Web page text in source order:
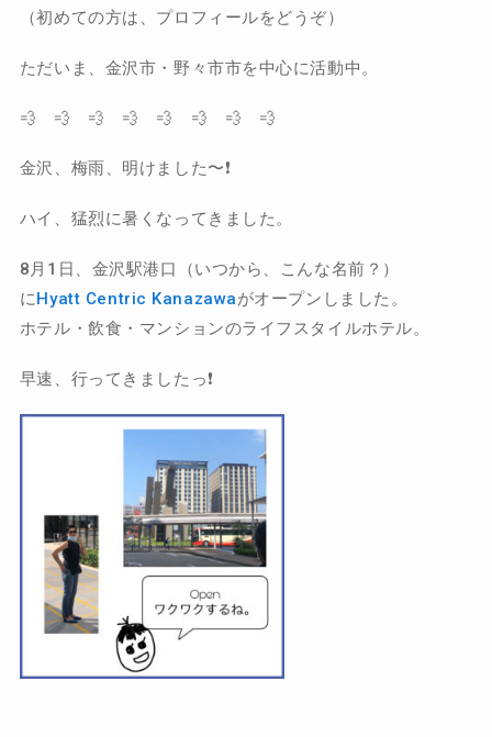
（初めての方は、プロフィールをどうぞ）
ただいま、金沢市・野々市市を中心に活動中。
💨 💨 💨 💨 💨 💨 💨 💨
金沢、梅雨、明けました〜❗️
ハイ、猛烈に暑くなってきました。
8月1日、金沢駅港口（いつから、こんな名前？）
にHyatt Centric Kanazawaがオープンしました。
ホテル・飲食・マンションのライフスタイルホテル。
早速、行ってきましたっ❗️